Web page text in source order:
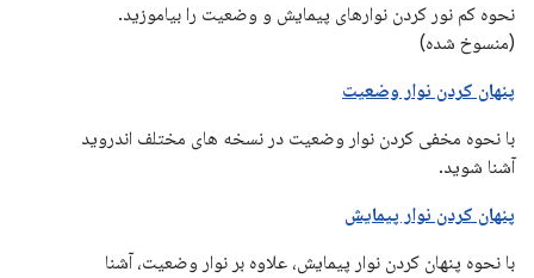
نحوه کم نور کردن نوارهای پیمایش و وضعیت را بیاموزید.
(منسوخ شده)
پنهان کردن نوار وضعیت
با نحوه مخفی کردن نوار وضعیت در نسخه های مختلف اندروید
آشنا شوید.
پنهان کردن نوار پیمایش
با نحوه پنهان کردن نوار پیمایش، علاوه بر نوار وضعیت، آشنا